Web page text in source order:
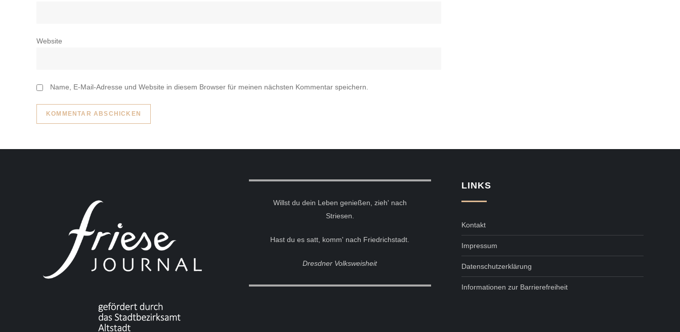
Website
Name, E-Mail-Adresse und Website in diesem Browser für meinen nächsten Kommentar speichern.
Willst du dein Leben genießen, zieh' nach
Striesen.
Hast du es satt, komm' nach Friedrichstadt.
Dresdner Volksweisheit
LINKS
Kontakt
Impressum
Datenschutzerklärung
Informationen zur Barrierefreiheit